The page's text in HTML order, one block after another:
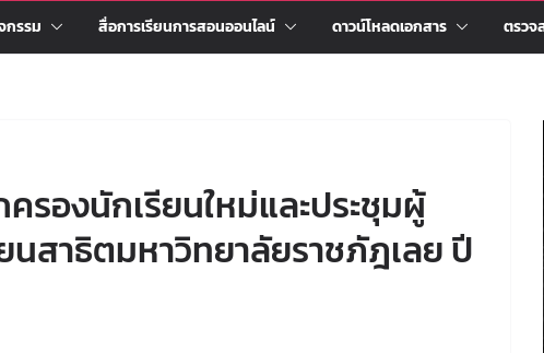
กรรม สื่อการเรียนการสอนออนไลน์ ดาวน์โหลดเอกสาร ตรวจ
องนักเรียนใหม่และประชุมผู้
นสาธิตมหาวิทยาลัยราชภัฎเลย ปี